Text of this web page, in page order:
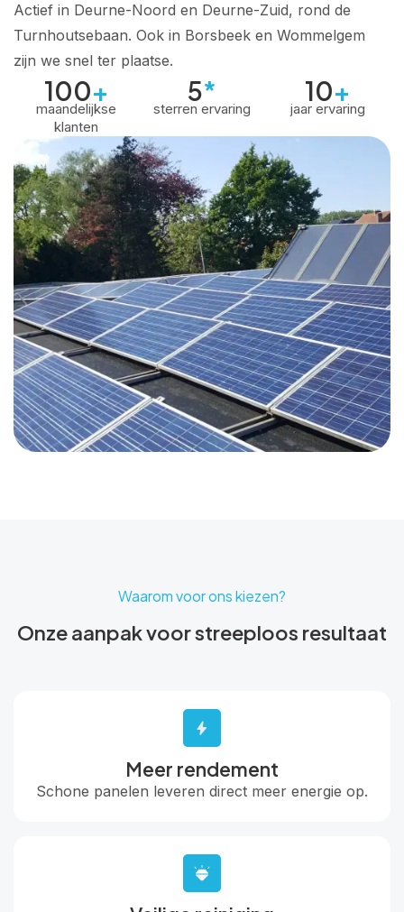
Actief in Deurne-Noord en Deurne-Zuid, rond de
Turnhoutsebaan. Ook in Borsbeek en Wommelgem
zijn we snel ter plaatse.
100+
maandelijkse
klanten
5*
sterren ervaring
10+
jaar ervaring
Waarom voor ons kiezen?
Onze aanpak voor streeploos resultaat
Meer rendement
Schone panelen leveren direct meer energie op.